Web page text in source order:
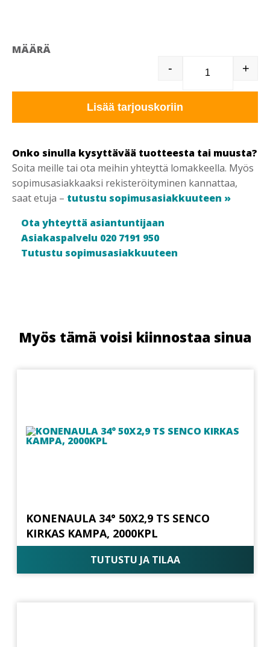
MÄÄRÄ
T40113
- +
Lisää tarjouskoriin
Onko sinulla kysyttävää tuotteesta tai muusta?
Soita meille tai ota meihin yhteyttä lomakkeella. Myös
sopimusasiakkaaksi rekisteröityminen kannattaa,
saat etuja – tutustu sopimusasiakkuuteen »
Ota yhteyttä asiantuntijaan
Asiakaspalvelu 020 7191 950
Tutustu sopimusasiakkuuteen
Myös tämä voisi kiinnostaa sinua
KONENAULA 34° 50X2,9 TS SENCO
KIRKAS KAMPA, 2000KPL
TUTUSTU JA TILAA